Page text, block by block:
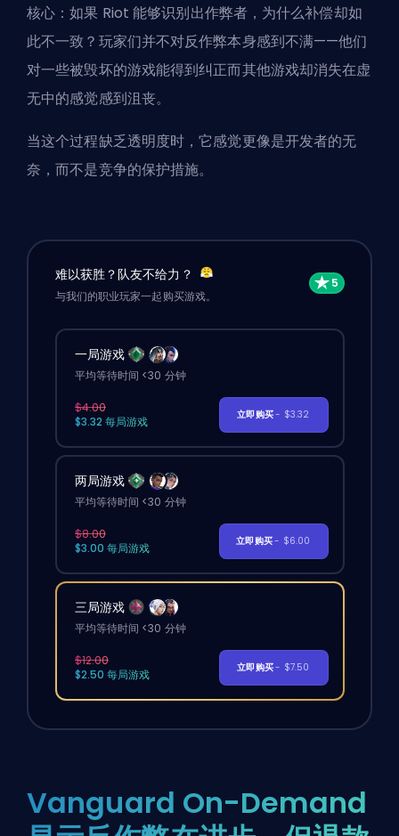
核心：如果 Riot 能够识别出作弊者，为什么补偿却如
此不一致？玩家们并不对反作弊本身感到不满——他们
对一些被毁坏的游戏能得到纠正而其他游戏却消失在虚
无中的感觉感到沮丧。
当这个过程缺乏透明度时，它感觉更像是开发者的无
奈，而不是竞争的保护措施。
难以获胜？队友不给力？
与我们的职业玩家一起购买游戏。
一局游戏
平均等待时间 <30 分钟
$4.00
$3.32 每局游戏
立即购买- $3.32
两局游戏
平均等待时间 <30 分钟
$8.00
$3.00 每局游戏
立即购买- $6.00
三局游戏
平均等待时间 <30 分钟
$12.00
$2.50 每局游戏
立即购买- $7.50
Vanguard On-Demand